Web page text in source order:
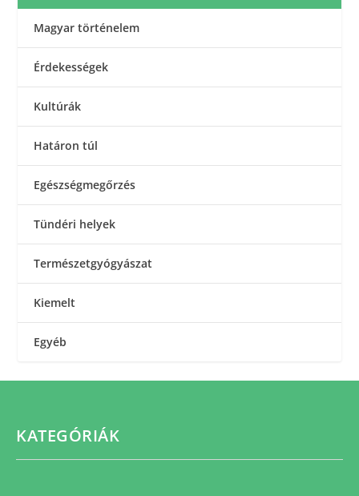
Magyar történelem
Érdekességek
Kultúrák
Határon túl
Egészségmegőrzés
Tündéri helyek
Természetgyógyászat
Kiemelt
Egyéb
KATEGÓRIÁK